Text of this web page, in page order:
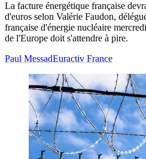
La facture énergétique française
d'euros selon Valérie Faudon,
française d'énergie nucléaire
de l'Europe doit s'attendre à pire.
Paul MessadEuractiv France